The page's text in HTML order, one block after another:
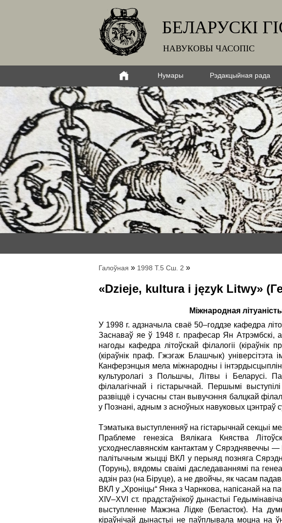
БЕЛАРУСКІ
НАВУКОВЫ ЧАСОПІС
Нумары Рэдакцыйная рада
Галоўная » 1998 Т.5 Сш. 2 »
«Dzieje, kultura i język Litwy»
Міжнародная
У 1998 г. адзначыла сваё 50–годдзе кафедра
Заснаваў яе ў 1948 г. прафесар Ян Атрэмбскі,
нагоды кафедра літоўскай філалогіі (кіраўнік
(кіраўнік праф. Гжэгаж Блашчык) універсітэта
Канферэнцыя мела міжнародны і
культуролагі з Польшчы, Літвы і Беларусі.
філалагічнай і гістарычнай. Першымі
развіццё і сучасны стан вывучэння балцкай
у Познані, адным з асноўных навуковых цэнтраў
Тэматыка выступленняў на гістарычнай секцыі
Праблеме генезіса Вялікага Княства
усходнеславянскім кантактам у Сярэднявеччы —
палітычным жыцці ВКЛ у перыяд позняга
(Торунь), вядомы сваімі даследаваннямі па
адзін раз (на Біруце), а не двойчы, як часам
ВКЛ у „Хроніцы“ Янка з Чарнкова, напісанай на
XIV–XVI ст. прадстаўнікоў дынастыі
выступленне Мажэна Лідке (Беласток). На
кіраўнічай дынастыі не паўплывала моцна на